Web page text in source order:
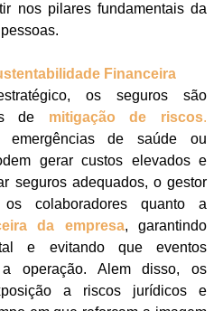
nos pilares fundamentais da
Financeira
os seguros são
de mitigação de riscos
emergências de saúde ou
gerar custos elevados e
seguros adequados, o gestor
da empresa, garantindo
e evitando que eventos
a operação. Alem disso, os
a riscos jurídicos e